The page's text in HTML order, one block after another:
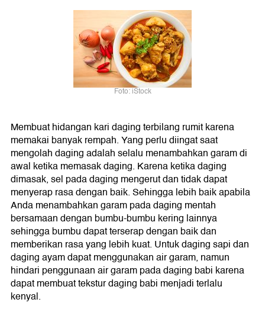
Foto: iStock
Membuat hidangan kari daging terbilang rumit karena
memakai banyak rempah. Yang perlu diingat saat
mengolah daging adalah selalu menambahkan garam di
awal ketika memasak daging. Karena ketika daging
dimasak, sel pada daging mengerut dan tidak dapat
menyerap rasa dengan baik. Sehingga lebih baik apabila
Anda menambahkan garam pada daging mentah
bersamaan dengan bumbu-bumbu kering lainnya
sehingga bumbu dapat terserap dengan baik dan
memberikan rasa yang lebih kuat. Untuk daging sapi dan
daging ayam dapat menggunakan air garam, namun
hindari penggunaan air garam pada daging babi karena
dapat membuat tekstur daging babi menjadi terlalu
kenyal.